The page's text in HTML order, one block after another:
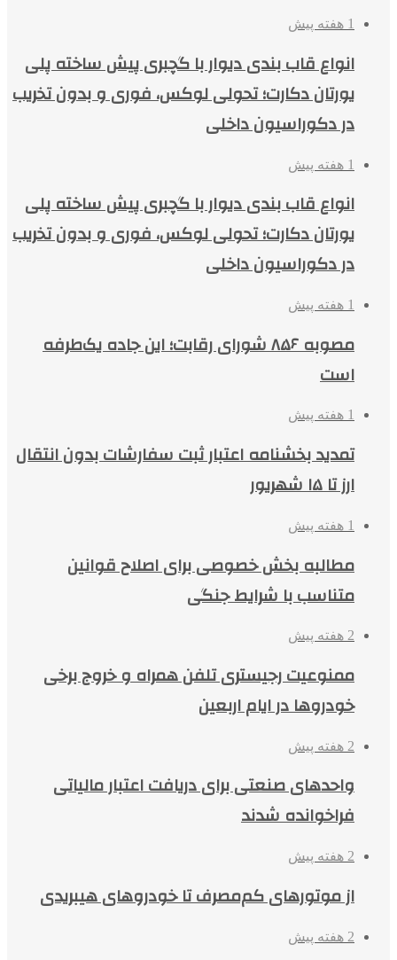
1 هفته پیش
انواع قاب بندی دیوار با گچبری پیش ساخته پلی
یورتان دکارت؛ تحولی لوکس، فوری و بدون تخریب
در دکوراسیون داخلی
1 هفته پیش
انواع قاب بندی دیوار با گچبری پیش ساخته پلی
یورتان دکارت؛ تحولی لوکس، فوری و بدون تخریب
در دکوراسیون داخلی
1 هفته پیش
مصوبه ۸۵۶ شورای رقابت؛ این جاده یک‌طرفه
است
1 هفته پیش
تمدید بخشنامه اعتبار ثبت سفارشات بدون انتقال
ارز تا ۱۵ شهریور
1 هفته پیش
مطالبه بخش خصوصی برای اصلاح قوانین
متناسب با شرایط جنگی
2 هفته پیش
ممنوعیت رجیستری تلفن همراه و خروج برخی
خودروها در ایام اربعین
2 هفته پیش
واحدهای صنعتی برای دریافت اعتبار مالیاتی
فراخوانده شدند
2 هفته پیش
از موتورهای کم‌مصرف تا خودروهای هیبریدی
2 هفته پیش